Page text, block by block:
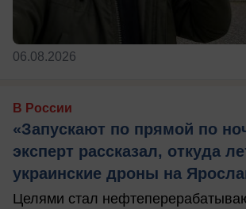
06.08.2026
В России
«Запускают по прямой по
эксперт рассказал, откуда
украинские дроны на
Целями стал